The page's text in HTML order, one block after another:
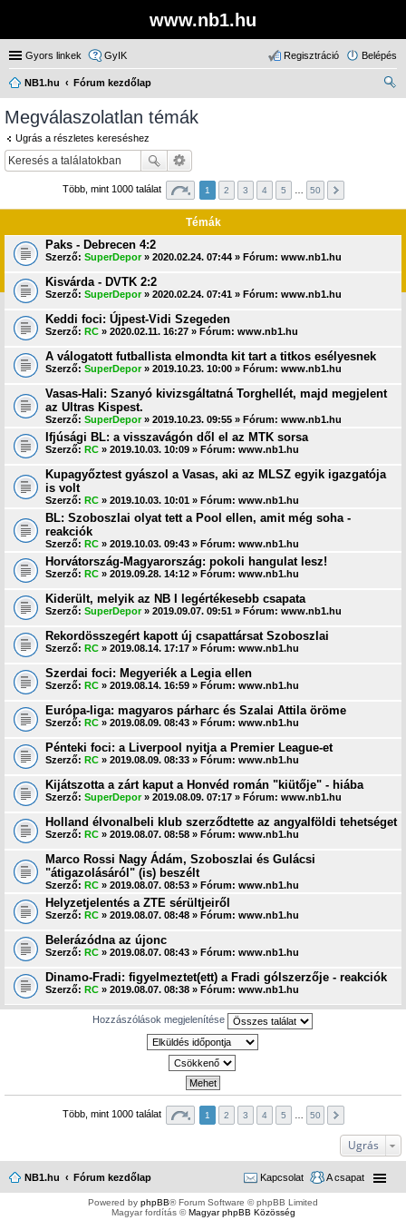
www.nb1.hu
Gyors linkek GyIK Belépés
Regisztráció
NB1.hu
Fórum kezdőlap
Megválaszolatlan témák
Ugrás a részletes kereséshez
Több, mint 1000 találat 1 2 3 4 5 50
Témák
Paks - Debrecen 4:2
Szerző: SuperDepor» 2020.02.24. 07:44 » Fórum: www.nb1.hu
Kisvárda - DVTK 2:2
Szerző: SuperDepor» 2020.02.24. 07:41 » Fórum: www.nb1.hu
Keddi foci: Újpest-Vidi Szegeden
Szerző: RC » 2020.02.11. 16:27 » Fórum: www.nb1.hu
A válogatott futballista elmondta kit tart a titkos esélyesnek
Szerző: SuperDepor» 2019.10.23. 10:00 » Fórum: www.nb1.hu
Vasas-Hali: Szanyó kivizsgáltatná Torghellét, majd megjelent
az Ultras Kispest.
Szerző: SuperDepor» 2019.10.23. 09:55 » Fórum: www.nb1.hu
Ifjúsági BL: a visszavágón dől el az MTK sorsa
Szerző: RC » 2019.10.03. 10:09 » Fórum: www.nb1.hu
Kupagyőztest gyászol a Vasas, aki az MLSZ egyik igazgatója
is volt
Szerző: RC » 2019.10.03. 10:01 » Fórum: www.nb1.hu
BL: Szoboszlai olyat tett a Pool ellen, amit még soha -
reakciók
Szerző: RC » 2019.10.03. 09:43 » Fórum: www.nb1.hu
Horvátország-Magyarország: pokoli hangulat lesz!
Szerző: RC » 2019.09.28. 14:12 » Fórum: www.nb1.hu
Kiderült, melyik az NB I legértékesebb csapata
Szerző: SuperDepor» 2019.09.07. 09:51 » Fórum: www.nb1.hu
Rekordösszegért kapott új csapattársat Szoboszlai
Szerző: RC » 2019.08.14. 17:17 » Fórum: www.nb1.hu
Szerdai foci: Megyeriék a Legia ellen
Szerző: RC » 2019.08.14. 16:59 » Fórum: www.nb1.hu
Európa-liga: magyaros párharc és Szalai Attila öröme
Szerző: RC » 2019.08.09. 08:43 » Fórum: www.nb1.hu
Pénteki foci: a Liverpool nyitja a Premier League-et
Szerző: RC » 2019.08.09. 08:33 » Fórum: www.nb1.hu
Kijátszotta a zárt kaput a Honvéd román "kiütője" - hiába
Szerző: SuperDepor» 2019.08.09. 07:17 » Fórum: www.nb1.hu
Holland élvonalbeli klub szerződtette az angyalföldi tehetséget
Szerző: RC » 2019.08.07. 08:58 » Fórum: www.nb1.hu
Marco Rossi Nagy Ádám, Szoboszlai és Gulácsi
"átigazolásáról" (is) beszélt
Szerző: RC » 2019.08.07. 08:53 » Fórum: www.nb1.hu
Helyzetjelentés a ZTE sérültjeiről
Szerző: RC » 2019.08.07. 08:48 » Fórum: www.nb1.hu
Belerázódna az újonc
Szerző: RC » 2019.08.07. 08:43 » Fórum: www.nb1.hu
Dinamo-Fradi: figyelmeztet(ett) a Fradi gólszerzője - reakciók
Szerző: RC » 2019.08.07. 08:38 » Fórum: www.nb1.hu
Hozzászólások megjelenítése
Több, mint 1000 találat 1 2 3 4 5 50
Ugrás
NB1.hu Fórum kezdőlap A csapat
Kapcsolat
Powered by phpBB® Forum Software © phpBB Limited
Magyar fordítás ©Magyar phpBB Közösség